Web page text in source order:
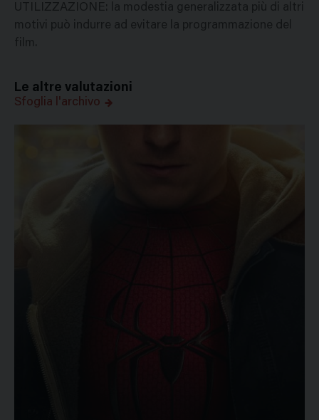
UTILIZZAZIONE: la modestia generalizzata più di altri
motivi può indurre ad evitare la programmazione del
film.
Le altre valutazioni
Sfoglia l'archivo